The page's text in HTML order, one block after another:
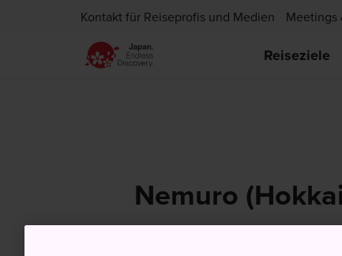
Kontakt für Reiseprofis und Medien Meetings
Reiseziele
Nemuro